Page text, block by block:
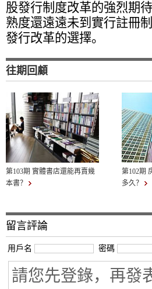
股發行制度改革的強烈期
熟度還遠遠未到實行註冊
發行改革的選擇。
往期回顧
第103期 實體書店還能再賣幾
本書？
第102期
多久？
留言評論
用戶名 密碼